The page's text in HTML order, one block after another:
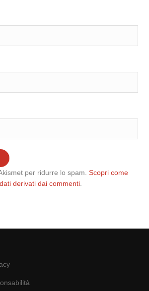
per ridurre lo spam.Scopri come
derivati dai commenti